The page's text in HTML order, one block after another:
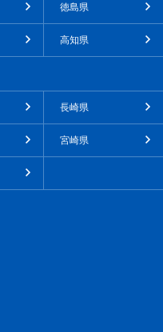
徳島県
高知県
長崎県
宮崎県